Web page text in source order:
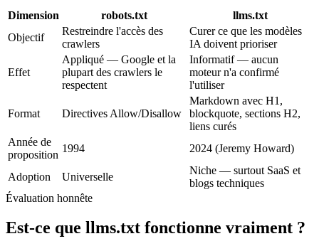
Dimension robots.txt
llms.txt
Objectif
Restreindre l'accès des
crawlers
Curer ce que les modèles
IA doivent prioriser
Effet
Appliqué — Google et la
plupart des crawlers le
respectent
Informatif — aucun
moteur n'a confirmé
l'utiliser
Format Directives Allow/Disallow
Markdown avec H1,
blockquote, sections H2,
liens curés
Année de
proposition
1994 2024 (Jeremy Howard)
Adoption Universelle
Niche — surtout SaaS et
blogs techniques
Évaluation honnête
Est-ce que llms.txt fonctionne vraiment ?